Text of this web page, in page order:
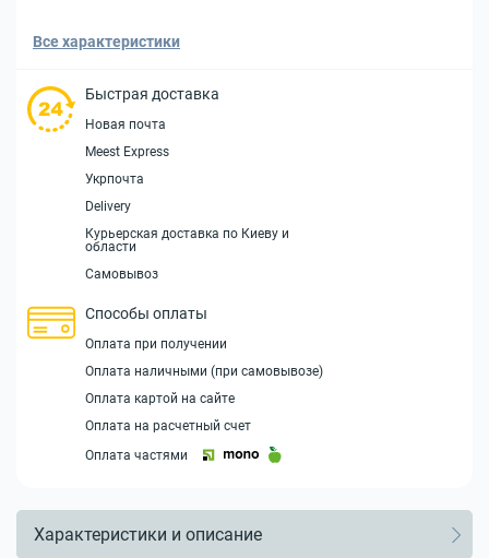
Все характеристики
Быстрая доставка
Новая почта
Meest Express
Укрпочта
Delivery
Курьерская доставка по Киеву и
области
Самовывоз
Способы оплаты
Оплата при получении
Оплата наличными (при самовывозе)
Оплата картой на сайте
Оплата на расчетный счет
Оплата частями
Характеристики и описание